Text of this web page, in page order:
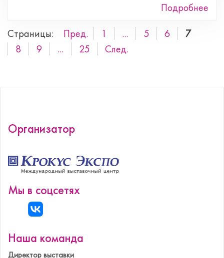
Подробнее
Страницы:
Пред. 1 ... 5 6
7
8
9 ... 25 След.
Организатор
Мы в соцсетях
Наша команда
Директор выставки